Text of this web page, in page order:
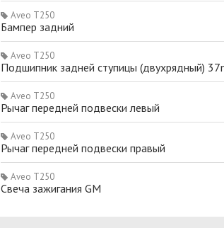
Aveo T250
Бампер задний
Aveo T250
Подшипник задней ступицы (двухрядный)
Aveo T250
Рычаг передней подвески левый
Aveo T250
Рычаг передней подвески правый
Aveo T250
Свеча зажигания GM